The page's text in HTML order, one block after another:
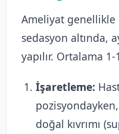
Ameliyat
sedasyon altında,
yapılır. Ortalama
İşaretleme:
doğal kıvrımı